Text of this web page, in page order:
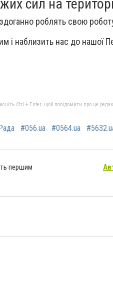
сил на
роблять свою
і наблизить нас до нашої
Ctrl + Enter, щоб повідомити про це
#056.ua #0564.ua
першим